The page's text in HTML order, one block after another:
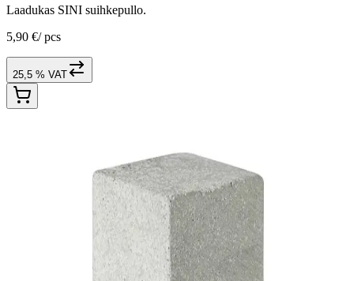
Laadukas SINI suihkepullo.
5,90 €/ pcs
25,5 % VAT